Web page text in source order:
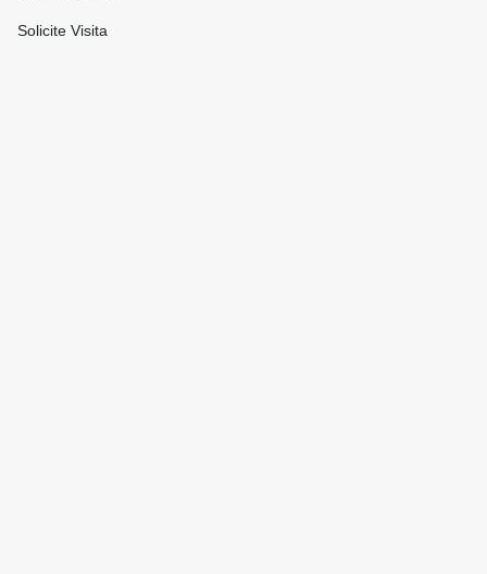
Solicite Visita